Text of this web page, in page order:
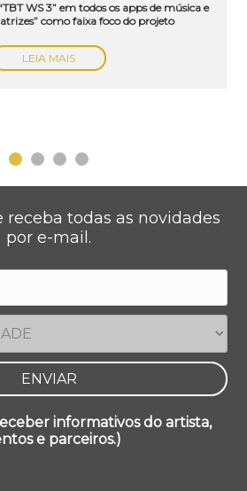
WS 3” em todos os apps de música e
como faixa foco do projeto
LEIA MAIS
receba todas as novidades
por e-mail.
informativos do artista,
e parceiros.)